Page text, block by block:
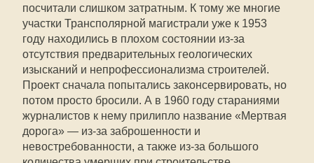
посчитали слишком затратным. К тому же многие
участки Трансполярной магистрали уже к 1953
году находились в плохом состоянии из-за
отсутствия предварительных геологических
изысканий и непрофессионализма строителей.
Проект сначала попытались законсервировать, но
потом просто бросили. А в 1960 году стараниями
журналистов к нему прилипло название «Мертвая
дорога» — из-за заброшенности и
невостребованности, а также из-за большого